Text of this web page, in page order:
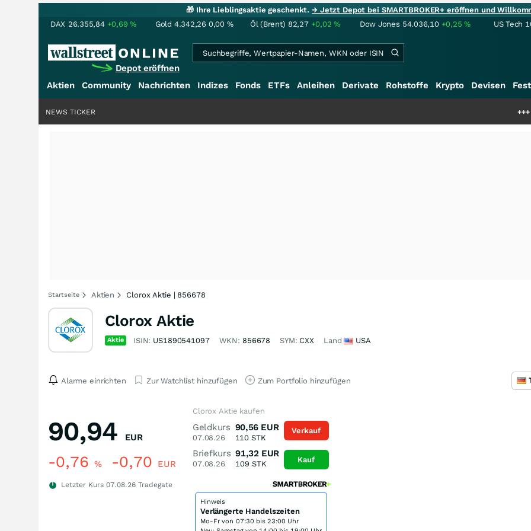
🎁 Ihre Lieblingsaktie geschenkt.→ Jetzt Depot bei SMARTBROKER+ eröffnen und
DAX 26.355,84 +0,69% Gold 4.342,26 0,00 % Öl (Brent) 82,27 +0,02% Dow Jones 54.036,10 +0,25% US Tech
Depot eröffnen
Aktien Community Nachrichten Indizes Fonds ETFs Anleihen Derivate Rohstoffe Krypto Devisen
Saga bei
NEWS TICKER
Startseite Aktien Clorox Aktie | 856678
Clorox Aktie
Aktie ISIN: US1890541097 WKN: 856678 SYM: CXX Land USA
Alarme einrichten Zur Watchlist hinzufügen Zum Portfolio hinzufügen
90,94 EUR
-0,76 % -0,70 EUR
Letzter Kurs 07.08.26 Tradegate
Clorox Aktie kaufen
Geldkurs
07.08.26
90,56 EUR
110 STK
Briefkurs
07.08.26
91,32 EUR
109 STK
Verkauf
Kauf
Hinweis
Verlängerte Handelszeiten
Mo-Fr von 07:30 bis 23:00 Uhr